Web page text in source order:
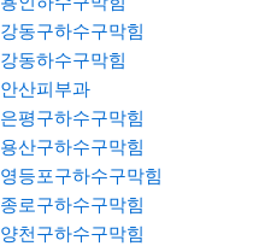
강동구하수구막힘
강동하수구막힘
안산피부과
은평구하수구막힘
용산구하수구막힘
영등포구하수구막힘
종로구하수구막힘
양천구하수구막힘